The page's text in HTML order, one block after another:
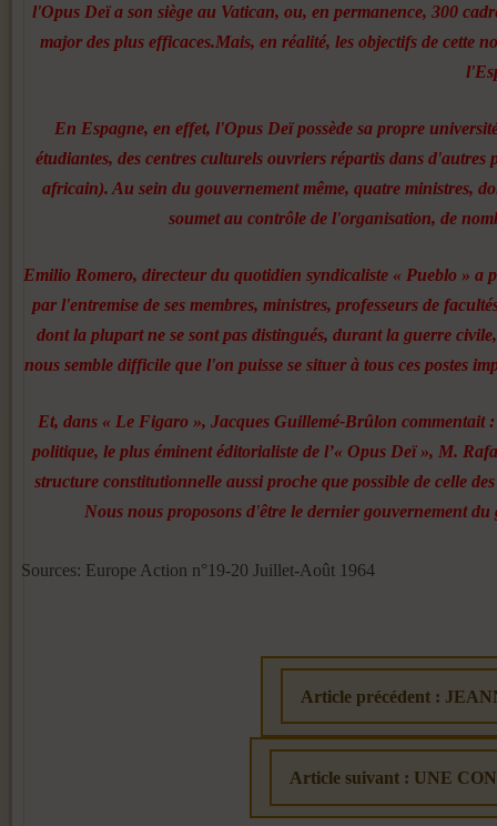
l'Opus Deï a son siège au Vatican, ou, en permanence, 300
major des plus efficaces.Mais, en réalité, les objectifs de cette
En Espagne, en effet, l'Opus Deï possède sa propre
étudiantes, des centres culturels ouvriers répartis dans
africain). Au sein du gouver­nement même, quatre ministres,
soumet au contrôle de l'organisation, de
Emilio Romero, directeur du quotidien syndicaliste « Pueblo » a
par l'entremise de ses membres, ministres, professeurs de
dont la plupart ne se sont pas distingués, durant la guerre
nous semble dif­ficile que l'on puisse se situer à tous ces postes
Et, dans « Le Figaro », Jacques Guillemé-Brûlon com­mentait
politique, le plus éminent éditorialiste de l’« Opus Deï », M.
structure constitution­nelle aussi proche que possi­ble de celle
Nous nous proposons d'être le der­nier gouvernement
Sources: Europe Action n°19-20 Juillet-Août 1964
Article précédent :
Article suivant : UNE